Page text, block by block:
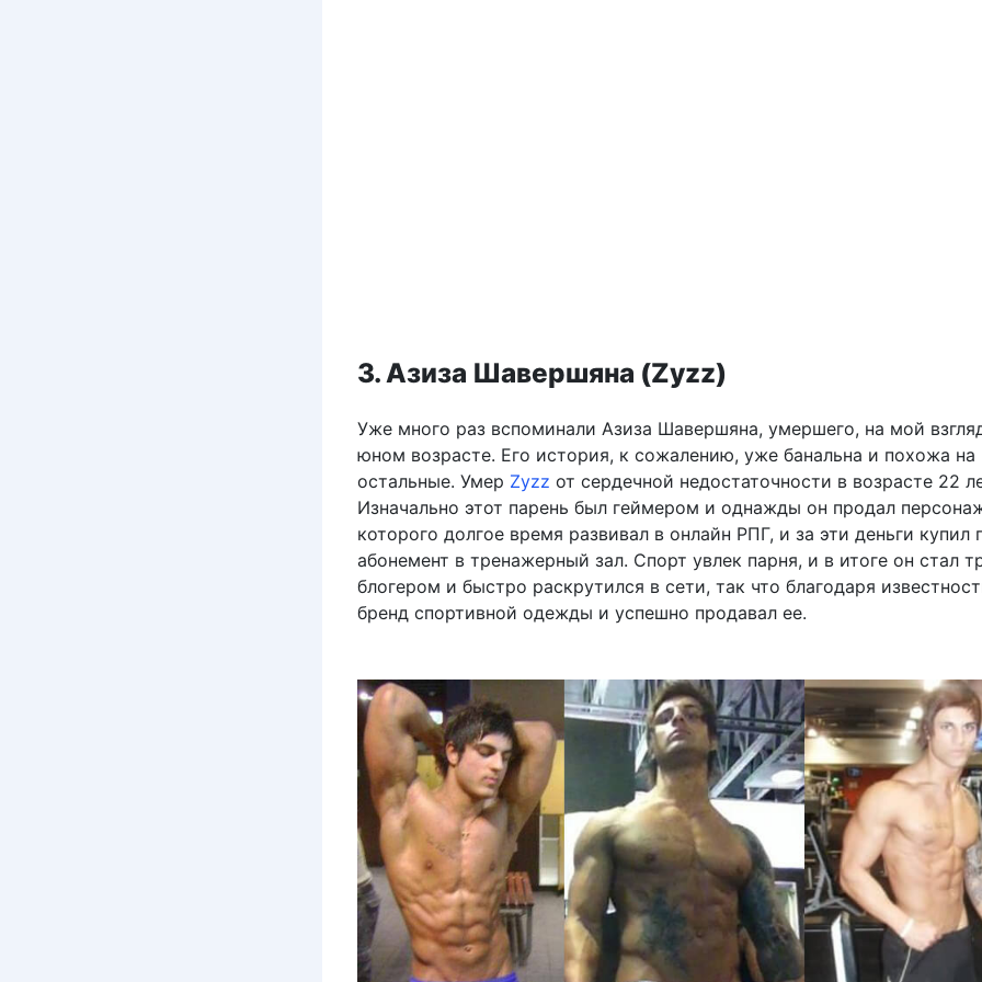
3. Азиза Шавершяна (Zyzz)
Уже много раз вспоминали Азиза Шавершяна, умершего, на мой
юном возрасте. Его история, к сожалению, уже банальна и похожа на
остальные. Умер Zyzz от сердечной недостаточности в возрасте 22
Изначально этот парень был геймером и однажды он продал
которого долгое время развивал в онлайн РПГ, и за эти деньги купил
абонемент в тренажерный зал. Спорт увлек парня, и в итоге он стал
блогером и быстро раскрутился в сети, так что благодаря
бренд спортивной одежды и успешно продавал ее.